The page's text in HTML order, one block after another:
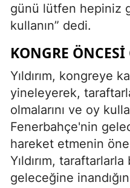
günü lütfen hepiniz
kullanın” dedi.
KONGRE
Yıldırım, kongreye
yineleyerek,
olmalarını ve oy
Fenerbahçe'nin
hareket etmenin
Yıldırım,
geleceğine